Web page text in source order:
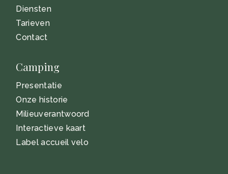
Diensten
Tarieven
Contact
Camping
Presentatie
Onze historie
Milieuverantwoord
Interactieve kaart
Label accueil velo